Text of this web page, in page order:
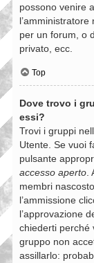
possono venire
per un forum, o
privato, ecc.
Top
Dove trovo i
essi?
Trovi i gruppi
Utente. Se vuoi
pulsante
accesso aperto.
membri
l’ammissione
l’approvazione
chiederti perché
gruppo non
assillarlo: